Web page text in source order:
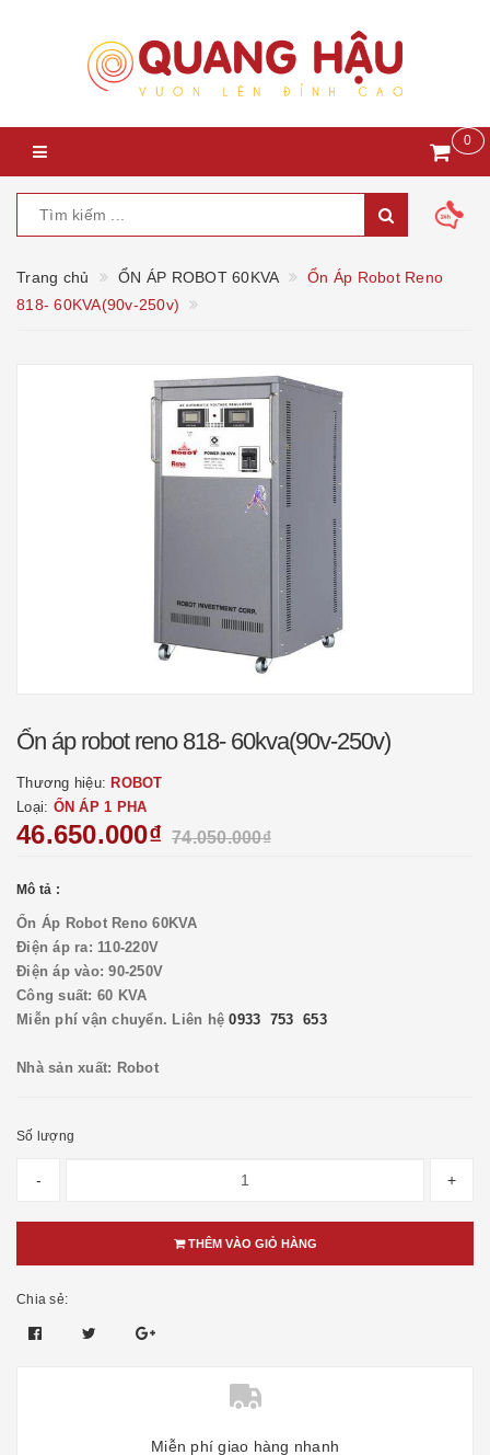
0
Trang chủ ỔN ÁP ROBOT 60KVA
Ổn Áp Robot Reno
818- 60KVA(90v-250v)
Ổn áp robot reno 818- 60kva(90v-250v)
Thương hiệu: ROBOT
Loại: ỔN ÁP 1 PHA
46.650.000₫ 74.050.000₫
Mô tả :
Ổn Áp Robot Reno 60KVA
Điện áp ra: 110-220V
Điện áp vào: 90-250V
Công suất: 60 KVA
Miễn phí vận chuyển. Liên hệ0933 753 653
Nhà sản xuất: Robot
Số lượng
- +
THÊM VÀO GIỎ HÀNG
Chia sẻ:
Miễn phí giao hàng nhanh